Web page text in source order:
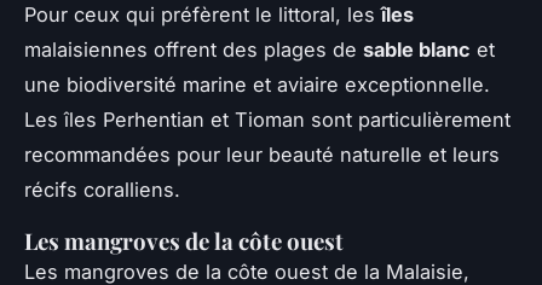
Pour ceux qui préfèrent le littoral, lesîles
malaisiennes offrent des plages de sable blanc et
une biodiversité marine et aviaire exceptionnelle.
Les îles Perhentian et Tioman sont particulièrement
recommandées pour leur beauté naturelle et leurs
récifs coralliens.
Les mangroves de la côte ouest
Les mangroves de la côte ouest de la Malaisie,